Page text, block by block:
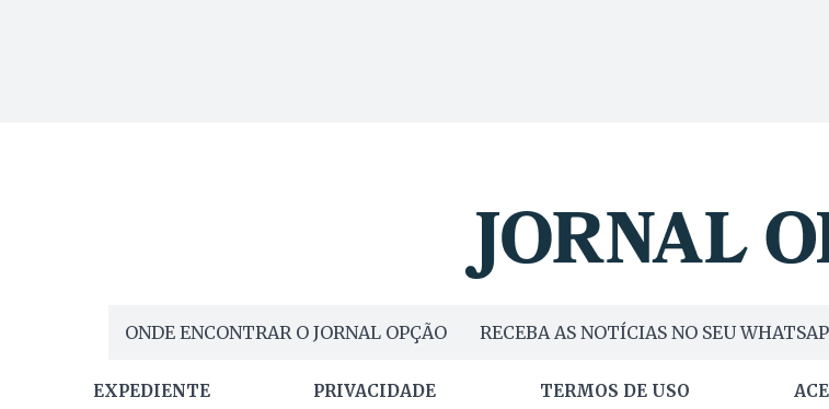
ONDE ENCONTRAR O JORNAL OPÇÃO RECEBA AS NOTÍCIAS NO SEU
EXPEDIENTE PRIVACIDADE TERMOS DE USO